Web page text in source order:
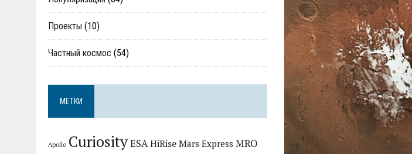
Проекты (10)
Частный космос (54)
МЕТКИ
Apollo CuriosityESAHiRise Mars Express MRO